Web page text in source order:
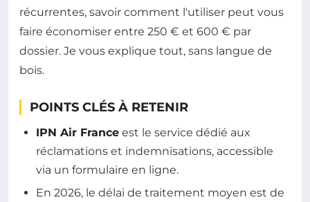
récurrentes, savoir comment l'utiliser peut vous
faire économiser entre 250 € et 600 € par
dossier. Je vous explique tout, sans langue de
bois.
POINTS CLÉS À RETENIR
IPN Air France est le service dédié aux
réclamations et indemnisations, accessible
via un formulaire en ligne.
En 2026, le délai de traitement moyen est de